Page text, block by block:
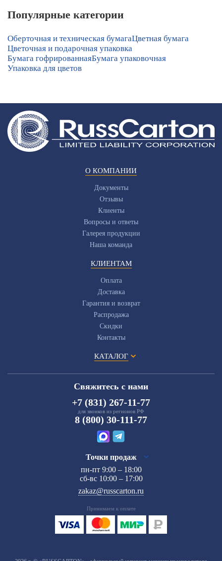
Популярные категории
Оберточная и техническая бумагаЦветная бумага
Цветочная и подарочная упаковка
Бумага гофрированнаяБумага упаковочная
Упаковка для цветов
О КОМПАНИИ
Документы
Отзывы
Клиенты
Вопросы и ответы
Галерея продукции
Наша команда
КЛИЕНТАМ
Оплата
Доставка
Гарантия и возврат
Распродажа
Скидки
Контакты
КАТАЛОГ
Свяжитесь с нами
+7 (831) 267-11-77
для звонков из регионов РФ
8 (800) 30-111-77
Точки продаж
пн-пт 9:00 – 18:00
сб-вс 10:00 – 17:00
zakaz@russcarton.ru
Принимаем к оплате